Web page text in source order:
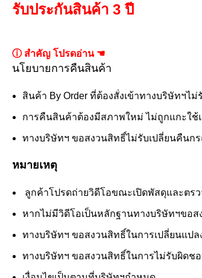
รับประกันสินค้า 3 ปี
ⓘ สำคัญ โปรดอ่าน ☚
นโยบายการคืนสินค้า
สินค้า By Order ที่ต้องสั่งเข้าทางบริษัทฯไ
การคืนสินค้าต้องมีสภาพใหม่ ไม่ถูกแกะใ
ทางบริษัทฯ ขอสงวนสิทธิ์ไม่รับเปลี่ยนคืน
หมายเหตุ
ลูกค้าโปรดถ่ายวิดีโอขณะเปิดพัสดุและตร
หากไม่มีวิดีโอเป็นหลักฐานทางบริษัทฯขอ
ทางบริษัทฯ ขอสงวนสิทธิ์ในการเปลี่ยนแป
ทางบริษัทฯ ขอสงวนสิทธิ์ในการไม่รับผิดช